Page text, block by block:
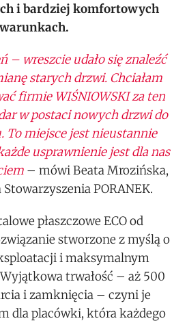
i bardziej komfortowych
warunkach.
– wreszcie udało się znaleźć
starych drzwi. Chciałam
firmie WIŚNIOWSKI za ten
w postaci nowych drzwi do
To miejsce jest nieustannie
usprawnienie jest dla nas
– mówi Beata Mrozińska,
PORANEK.
płaszczowe ECO od
stworzone z myślą o
i maksymalnym
trwałość – aż 500
i zamknięcia – czyni je
dla placówki, która każdego